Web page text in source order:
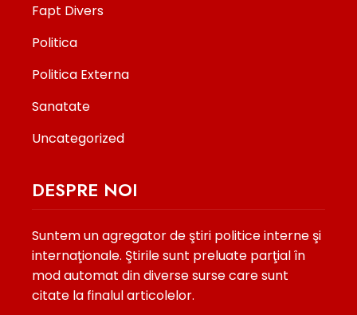
Fapt Divers
Politica
Politica Externa
Sanatate
Uncategorized
DESPRE NOI
Suntem un agregator de ştiri politice interne şi
internaţionale. Ştirile sunt preluate parţial în
mod automat din diverse surse care sunt
citate la finalul articolelor.